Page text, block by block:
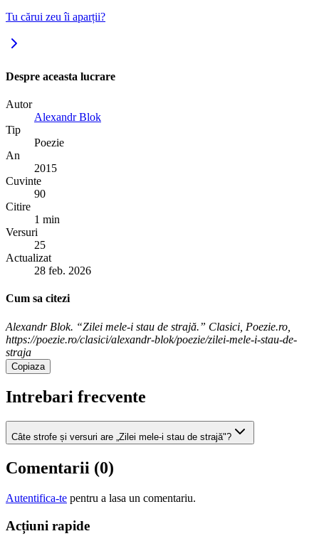
Tu cărui zeu îi aparții?
Despre aceasta lucrare
Autor
Alexandr Blok
Tip
Poezie
An
2015
Cuvinte
90
Citire
1 min
Versuri
25
Actualizat
28 feb. 2026
Cum sa citezi
Alexandr Blok. “Zilei mele-i stau de strajă.” Clasici, Poezie.ro,
https://poezie.ro/clasici/alexandr-blok/poezie/zilei-mele-i-stau-de-
straja
Copiaza
Intrebari frecvente
Câte strofe și versuri are „Zilei mele-i stau de strajă"?
Comentarii (0)
Autentifica-te pentru a lasa un comentariu.
Acțiuni rapide